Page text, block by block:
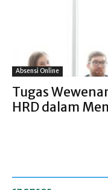
Absensi Online
Tugas
HRD dalam